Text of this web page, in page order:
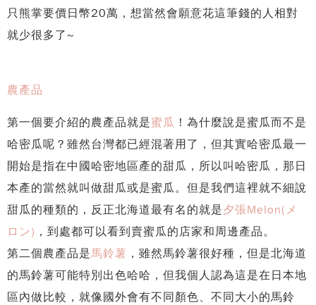
只熊掌要價日幣20萬，想當然會願意花這筆錢的人相對
就少很多了~
農產品
第一個要介紹的農產品就是蜜瓜 ！為什麼說是蜜瓜而不是
哈密瓜呢？雖然台灣都已經混著用了，但其實哈密瓜最一
開始是指在中國哈密地區產的甜瓜，所以叫哈密瓜，那日
本產的當然就叫做甜瓜或是蜜瓜。但是我們這裡就不細說
甜瓜的種類的，反正北海道最有名的就是夕張Melon(メ
ロン) ，到處都可以看到賣蜜瓜的店家和周邊產品。
第二個農產品是馬鈴薯 ，雖然馬鈴薯很好種，但是北海道
的馬鈴薯可能特別出色哈哈，但我個人認為這是在日本地
區內做比較，就像國外會有不同顏色、不同大小的馬鈴